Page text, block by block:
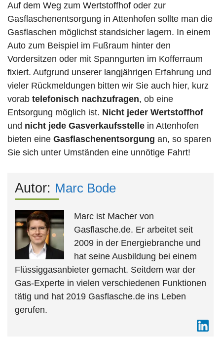
Auf dem Weg zum Wertstoffhof oder zur
Gasflaschenentsorgung in Attenhofen sollte man die
Gasflaschen möglichst standsicher lagern. In einem
Auto zum Beispiel im Fußraum hinter den
Vordersitzen oder mit Spanngurten im Kofferraum
fixiert. Aufgrund unserer langjährigen Erfahrung und
vieler Rückmeldungen bitten wir Sie auch hier, kurz
vorab telefonisch nachzufragen, ob eine
Entsorgung möglich ist. Nicht jeder Wertstoffhof
und nicht jede Gasverkaufsstelle in Attenhofen
bieten eine Gasflaschenentsorgung an, so sparen
Sie sich unter Umständen eine unnötige Fahrt!
Autor: Marc Bode
Marc ist Macher von
Gasflasche.de. Er arbeitet seit
2009 in der Energiebranche und
hat seine Ausbildung bei einem
Flüssiggasanbieter gemacht. Seitdem war der
Gas-Experte in vielen verschiedenen Funktionen
tätig und hat 2019 Gasflasche.de ins Leben
gerufen.